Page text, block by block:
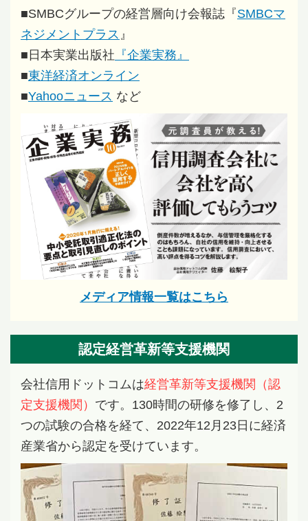
■SMBCグループの経営層向け会報誌『SMBCマ
ネジメントプラス 』
■ 日本実業出版社 『企業実務』
■東洋経済オンライン
■Yahooニュース など
メディア情報一覧はこちら
認定経営革新等支援機関
会社信用ドットコムは経営革新等支援機関（認
定支援機関） です。130時間の研修を修了し、2
つの試験の合格を経て、2022年12月23日に経済
産業省から認定を受けています。